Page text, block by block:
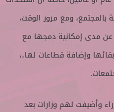
بالمجتمع، ومع مرور الوقت،
عن مدى إمكانية دمجها مع
وإضافة قطاعات لها..،
وأضيفت لهم وزارات بعد